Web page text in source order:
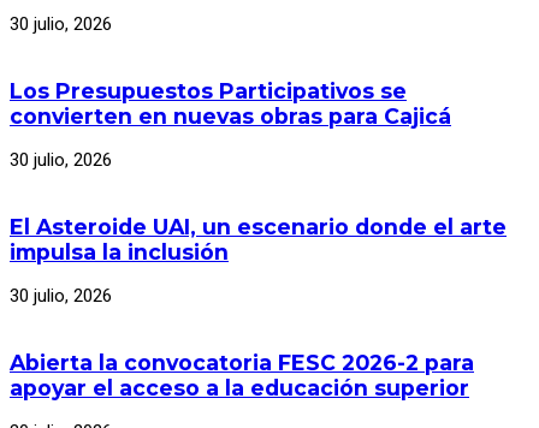
30 julio, 2026
Los Presupuestos Participativos se
convierten en nuevas obras para Cajicá
30 julio, 2026
El Asteroide UAI, un escenario donde el arte
impulsa la inclusión
30 julio, 2026
Abierta la convocatoria FESC 2026-2 para
apoyar el acceso a la educación superior